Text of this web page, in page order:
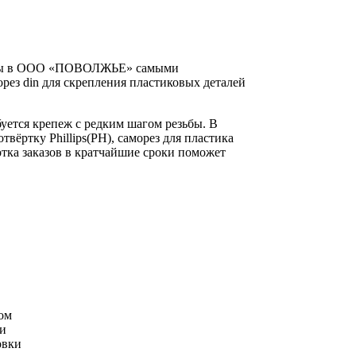
в ООО «ПОВОЛЖЬЕ» самыми
din для скрепления пластиковых деталей
крепеж с редким шагом резьбы. В
Phillips(PH), саморез для пластика
заказов в кратчайшие сроки поможет